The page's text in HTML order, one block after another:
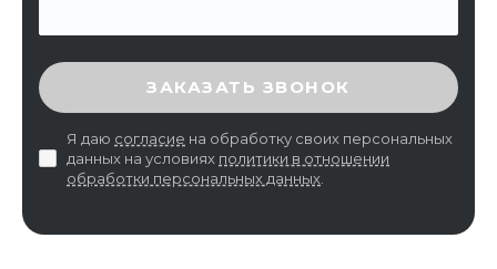
ВВЕДИТЕ ПРОВЕРОЧНЫЙ КОД
ЗАКАЗАТЬ ЗВОНОК
Я даю согласие на обработку своих персональных
данных на условиях политики в отношении
обработки персональных данных